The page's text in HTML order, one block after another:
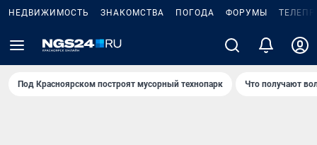
НЕДВИЖИМОСТЬ ЗНАКОМСТВА ПОГОДА ФОРУМЫ
Под Крaсноярском построят мусорный технопарк Что получают